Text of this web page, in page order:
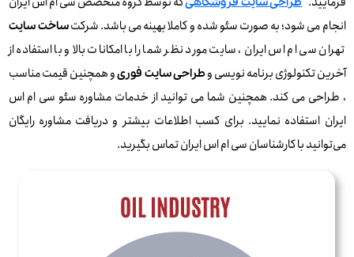
انجام می شود؛ به صورت سئو شده و کاملا بهینه می باشد. شرکتساخت سایت
تهران سی ام اس ایران ، سایت مورد نظر شما را با امکانات بالا و با استفاده از
آخرین تکنولوژی برنامه نویسی وطراحی سایت فوریو همچنین قیمت مناسب
، طراحی می کند. همچنین شما می توانید از خدمات مشاوره سئو سی ام اس
ایران استفاده نمایید. برای کسب اطلاعات بیشتر و دریافت مشاوره رایگان
می‌توانید با کارشناسان سی ام اس ایران تماس بگیرید.